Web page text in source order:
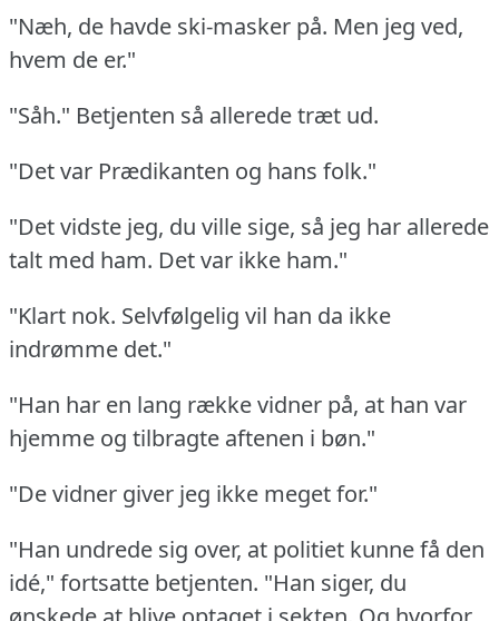
"Næh, de havde ski-masker på. Men jeg ved,
hvem de er."
"Såh." Betjenten så allerede træt ud.
"Det var Prædikanten og hans folk."
"Det vidste jeg, du ville sige, så jeg har allerede
talt med ham. Det var ikke ham."
"Klart nok. Selvfølgelig vil han da ikke
indrømme det."
"Han har en lang række vidner på, at han var
hjemme og tilbragte aftenen i bøn."
"De vidner giver jeg ikke meget for."
"Han undrede sig over, at politiet kunne få den
idé," fortsatte betjenten. "Han siger, du